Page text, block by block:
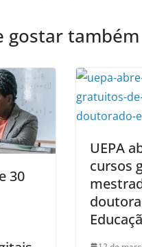
gostar também
30
UEPA
cursos